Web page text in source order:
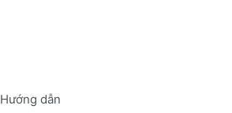
Hướng dẫn